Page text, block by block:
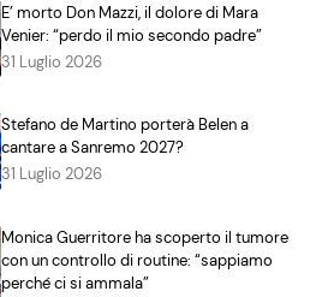
E’ morto Don Mazzi, il dolore di Mara
Venier: “perdo il mio secondo padre”
31 Luglio 2026
Stefano de Martino porterà Belen a
cantare a Sanremo 2027?
31 Luglio 2026
Monica Guerritore ha scoperto il tumore
con un controllo di routine: “sappiamo
perché ci si ammala”